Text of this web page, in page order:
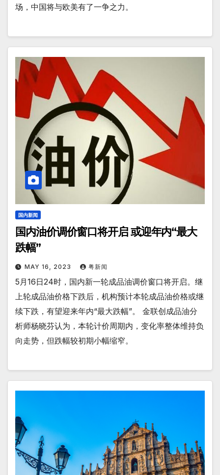
场，中国将与欧美有了一争之力。
国内新闻
国内油价调价窗口将开启 或迎年内“最大
跌幅”
MAY 16, 2023 粤新闻
5月16日24时，国内新一轮成品油调价窗口将开启。继
上轮成品油价格下跌后，机构预计本轮成品油价格或继
续下跌，有望迎来年内“最大跌幅”。 金联创成品油分
析师杨晓芬认为，本轮计价周期内，变化率整体维持负
向走势，但跌幅较初期小幅缩窄。